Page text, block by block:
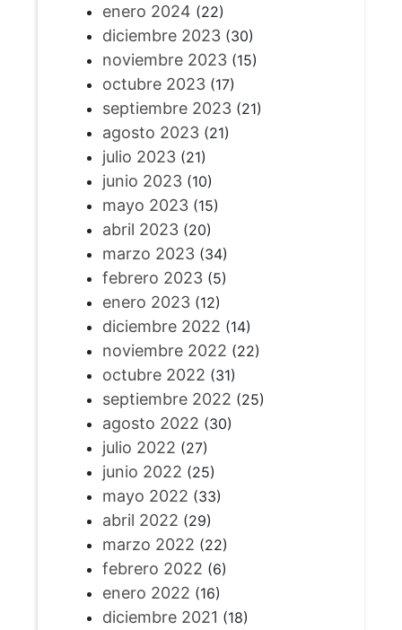
enero 2024 (22)
diciembre 2023(30)
noviembre 2023(15)
octubre 2023(17)
septiembre 2023(21)
agosto 2023(21)
julio 2023(21)
junio 2023(10)
mayo 2023(15)
abril 2023(20)
marzo 2023(34)
febrero 2023(5)
enero 2023(12)
diciembre 2022 (14)
noviembre 2022 (22)
octubre 2022 (31)
septiembre 2022 (25)
agosto 2022 (30)
julio 2022 (27)
junio 2022 (25)
mayo 2022 (33)
abril 2022 (29)
marzo 2022 (22)
febrero 2022 (6)
enero 2022 (16)
diciembre 2021 (18)